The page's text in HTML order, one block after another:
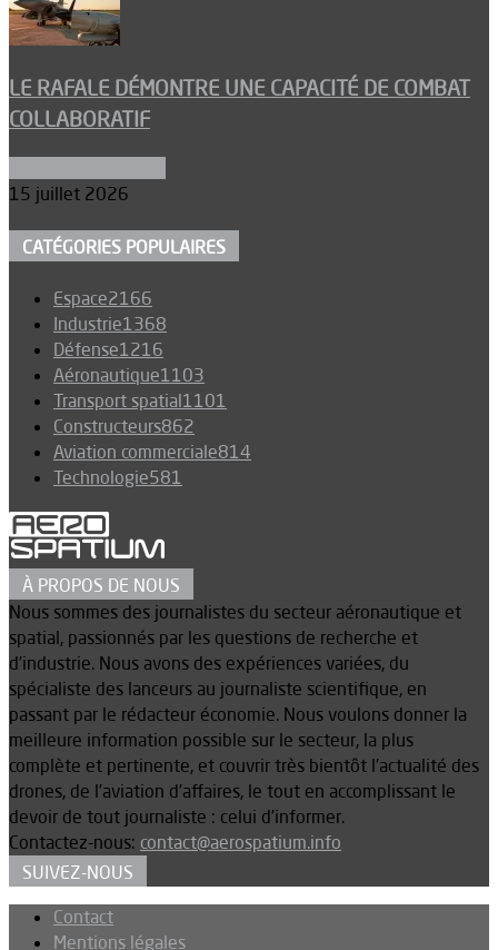
LE RAFALE DÉMONTRE UNE CAPACITÉ DE COMBAT
COLLABORATIF
15 juillet 2026
CATÉGORIES POPULAIRES
Espace2166
Industrie1368
Défense1216
Aéronautique1103
Transport spatial1101
Constructeurs862
Aviation commerciale814
Technologie581
À PROPOS DE NOUS
Nous sommes des journalistes du secteur aéronautique et
spatial, passionnés par les questions de recherche et
d’industrie. Nous avons des expériences variées, du
spécialiste des lanceurs au journaliste scientifique, en
passant par le rédacteur économie. Nous voulons donner la
meilleure information possible sur le secteur, la plus
complète et pertinente, et couvrir très bientôt l’actualité des
drones, de l’aviation d’affaires, le tout en accomplissant le
devoir de tout journaliste : celui d’informer.
Contactez-nous: contact@aerospatium.info
SUIVEZ-NOUS
Contact
Mentions légales